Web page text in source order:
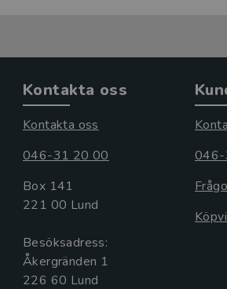
Kontakta oss
Kontakta oss
046-31 20 00
Box 141
221 00 Lund
Besöksadress:
Åkergränden 1
046-